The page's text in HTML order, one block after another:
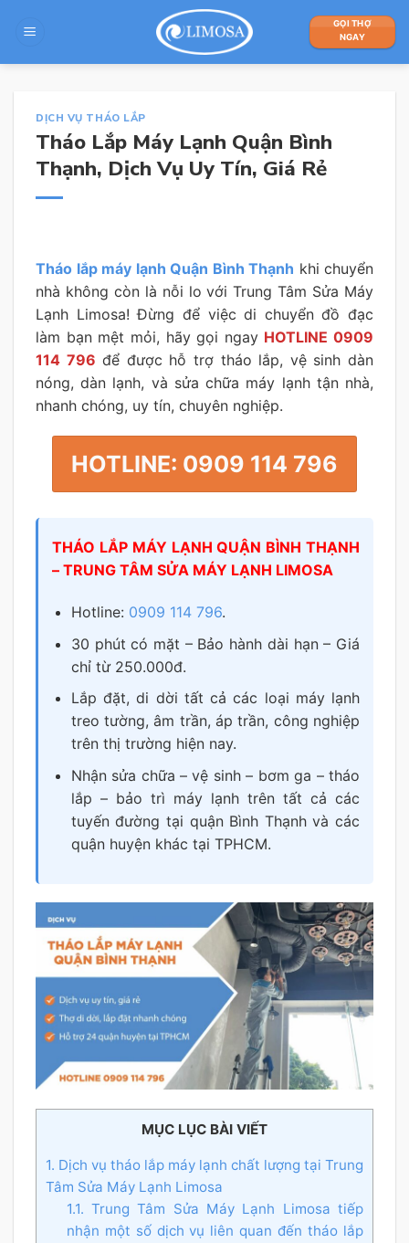
GỌI THỢ
NGAY
DỊCH VỤ THÁO LẮP
Tháo Lắp Máy Lạnh Quận Bình
Thạnh, Dịch Vụ Uy Tín, Giá Rẻ
Tháo lắp máy lạnh Quận Bình Thạnh khi chuyển
nhà không còn là nỗi lo với Trung Tâm Sửa Máy
Lạnh Limosa! Đừng để việc di chuyển đồ đạc
làm bạn mệt mỏi, hãy gọi ngay HOTLINE 0909
114 796 để được hỗ trợ tháo lắp, vệ sinh dàn
nóng, dàn lạnh, và sửa chữa máy lạnh tận nhà,
nhanh chóng, uy tín, chuyên nghiệp.
HOTLINE: 0909 114 796
THÁO LẮP MÁY LẠNH QUẬN BÌNH THẠNH
– TRUNG TÂM SỬA MÁY LẠNH LIMOSA
Hotline: 0909 114 796.
30 phút có mặt – Bảo hành dài hạn – Giá
chỉ từ 250.000đ.
Lắp đặt, di dời tất cả các loại máy lạnh
treo tường, âm trần, áp trần, công nghiệp
trên thị trường hiện nay.
Nhận sửa chữa – vệ sinh – bơm ga – tháo
lắp – bảo trì máy lạnh trên tất cả các
tuyến đường tại quận Bình Thạnh và các
quận huyện khác tại TPHCM.
MỤC LỤC BÀI VIẾT
1. Dịch vụ tháo lắp máy lạnh chất lượng tại Trung
Tâm Sửa Máy Lạnh Limosa
1.1. Trung Tâm Sửa Máy Lạnh Limosa tiếp
nhận một số dịch vụ liên quan đến tháo lắp